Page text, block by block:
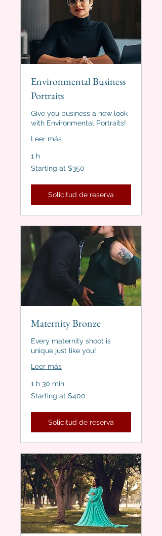
Environmental Business
Portraits
Give you business a new look
with Environmental Portraits!
Leer más
1 h
Starting
at
Starting at $350
Solicitud de reserva
Maternity Bronze
Every maternity shoot is
unique just like you!
Leer más
1 h 30 min
Starting
at
Starting at $400
Solicitud de reserva